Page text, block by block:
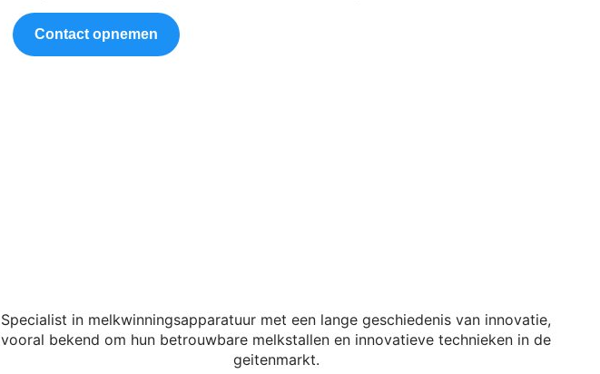
Contact opnemen
Specialist in melkwinningsapparatuur met een lange geschiedenis van innovatie,
vooral bekend om hun betrouwbare melkstallen en innovatieve technieken in de
geitenmarkt.